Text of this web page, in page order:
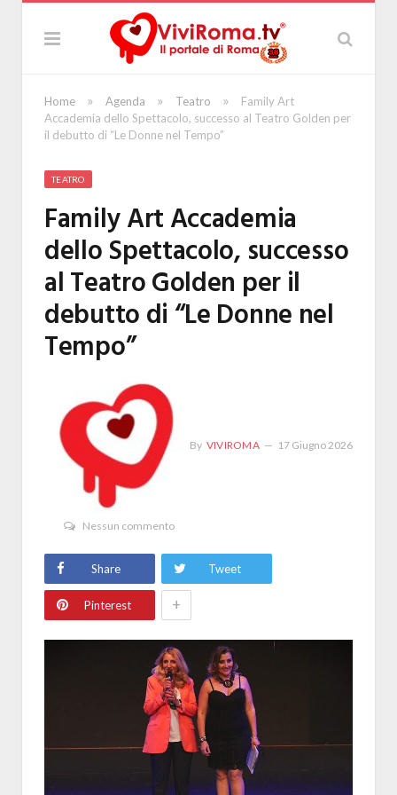
Home » Agenda » Teatro »
Family Art
Accademia dello Spettacolo, successo al Teatro Golden per
il debutto di “Le Donne nel Tempo”
TEATRO
Family Art Accademia
dello Spettacolo, successo
al Teatro Golden per il
debutto di “Le Donne nel
Tempo”
By VIVIROMA 17 Giugno 2026
Nessun commento
Share Tweet
Pinterest +